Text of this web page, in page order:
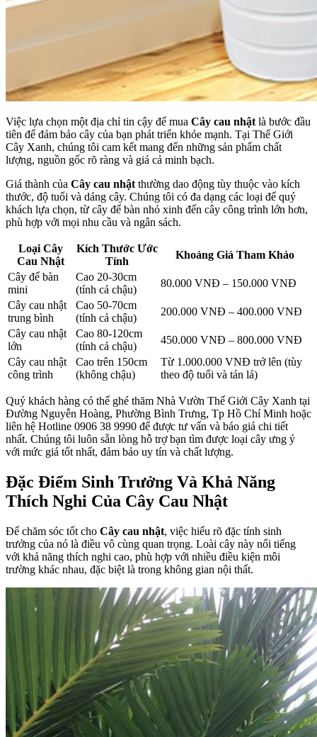
Việc lựa chọn một địa chỉ tin cậy để mua Cây cau nhật là bước đầu
tiên để đảm bảo cây của bạn phát triển khỏe mạnh. Tại Thế Giới
Cây Xanh, chúng tôi cam kết mang đến những sản phẩm chất
lượng, nguồn gốc rõ ràng và giá cả minh bạch.
Giá thành của Cây cau nhật thường dao động tùy thuộc vào kích
thước, độ tuổi và dáng cây. Chúng tôi có đa dạng các loại để quý
khách lựa chọn, từ cây để bàn nhỏ xinh đến cây công trình lớn hơn,
phù hợp với mọi nhu cầu và ngân sách.
Loại Cây
Cau Nhật
Kích Thước Ước
Tính
Khoảng Giá Tham Khảo
Cây để bàn
mini
Cao 20-30cm
(tính cả chậu)
80.000 VNĐ – 150.000 VNĐ
Cây cau nhật
trung bình
Cao 50-70cm
(tính cả chậu)
200.000 VNĐ – 400.000 VNĐ
Cây cau nhật
lớn
Cao 80-120cm
(tính cả chậu)
450.000 VNĐ – 800.000 VNĐ
Cây cau nhật
công trình
Cao trên 150cm
(không chậu)
Từ 1.000.000 VNĐ trở lên (tùy
theo độ tuổi và tán lá)
Quý khách hàng có thể ghé thăm Nhà Vườn Thế Giới Cây Xanh tại
Đường Nguyễn Hoàng, Phường Bình Trưng, Tp Hồ Chí Minh hoặc
liên hệ Hotline 0906 38 9990 để được tư vấn và báo giá chi tiết
nhất. Chúng tôi luôn sẵn lòng hỗ trợ bạn tìm được loại cây ưng ý
với mức giá tốt nhất, đảm bảo uy tín và chất lượng.
Đặc Điểm Sinh Trưởng Và Khả Năng
Thích Nghi Của Cây Cau Nhật
Để chăm sóc tốt cho Cây cau nhật, việc hiểu rõ đặc tính sinh
trưởng của nó là điều vô cùng quan trọng. Loài cây này nổi tiếng
với khả năng thích nghi cao, phù hợp với nhiều điều kiện môi
trường khác nhau, đặc biệt là trong không gian nội thất.